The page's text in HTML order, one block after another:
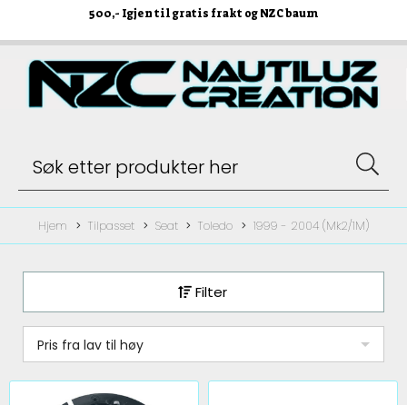
500,- Igjen til gratis frakt og NZC baum
Hjem Tilpasset Seat Toledo 1999 - 2004 (Mk2/1M)
Filter
Pris fra lav til høy